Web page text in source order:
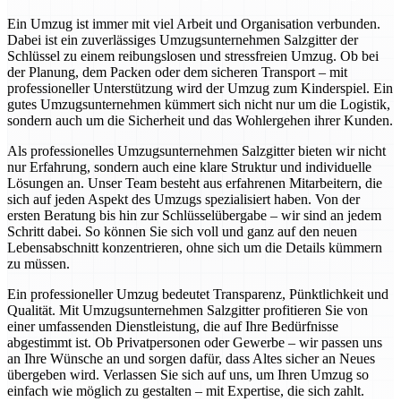
Ein Umzug ist immer mit viel Arbeit und Organisation verbunden.
Dabei ist ein zuverlässiges Umzugsunternehmen Salzgitter der
Schlüssel zu einem reibungslosen und stressfreien Umzug. Ob bei
der Planung, dem Packen oder dem sicheren Transport – mit
professioneller Unterstützung wird der Umzug zum Kinderspiel. Ein
gutes Umzugsunternehmen kümmert sich nicht nur um die Logistik,
sondern auch um die Sicherheit und das Wohlergehen ihrer Kunden.
Als professionelles Umzugsunternehmen Salzgitter bieten wir nicht
nur Erfahrung, sondern auch eine klare Struktur und individuelle
Lösungen an. Unser Team besteht aus erfahrenen Mitarbeitern, die
sich auf jeden Aspekt des Umzugs spezialisiert haben. Von der
ersten Beratung bis hin zur Schlüsselübergabe – wir sind an jedem
Schritt dabei. So können Sie sich voll und ganz auf den neuen
Lebensabschnitt konzentrieren, ohne sich um die Details kümmern
zu müssen.
Ein professioneller Umzug bedeutet Transparenz, Pünktlichkeit und
Qualität. Mit Umzugsunternehmen Salzgitter profitieren Sie von
einer umfassenden Dienstleistung, die auf Ihre Bedürfnisse
abgestimmt ist. Ob Privatpersonen oder Gewerbe – wir passen uns
an Ihre Wünsche an und sorgen dafür, dass Altes sicher an Neues
übergeben wird. Verlassen Sie sich auf uns, um Ihren Umzug so
einfach wie möglich zu gestalten – mit Expertise, die sich zahlt.